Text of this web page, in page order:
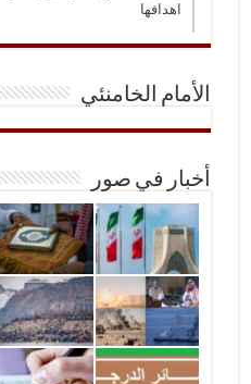
اهدافها
الأمام الخامنئي
أخبار في صور